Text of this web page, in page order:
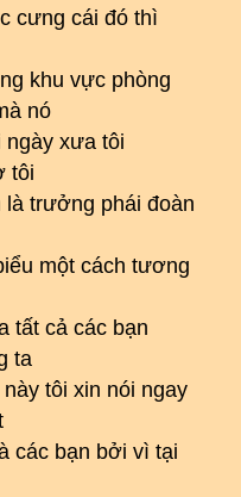
cưng cái đó thì
khu vực phòng
nó
ngày xưa tôi
tôi
trưởng phái đoàn
một cách tương
tất cả các bạn
ta
tôi xin nói ngay
các bạn bởi vì tại